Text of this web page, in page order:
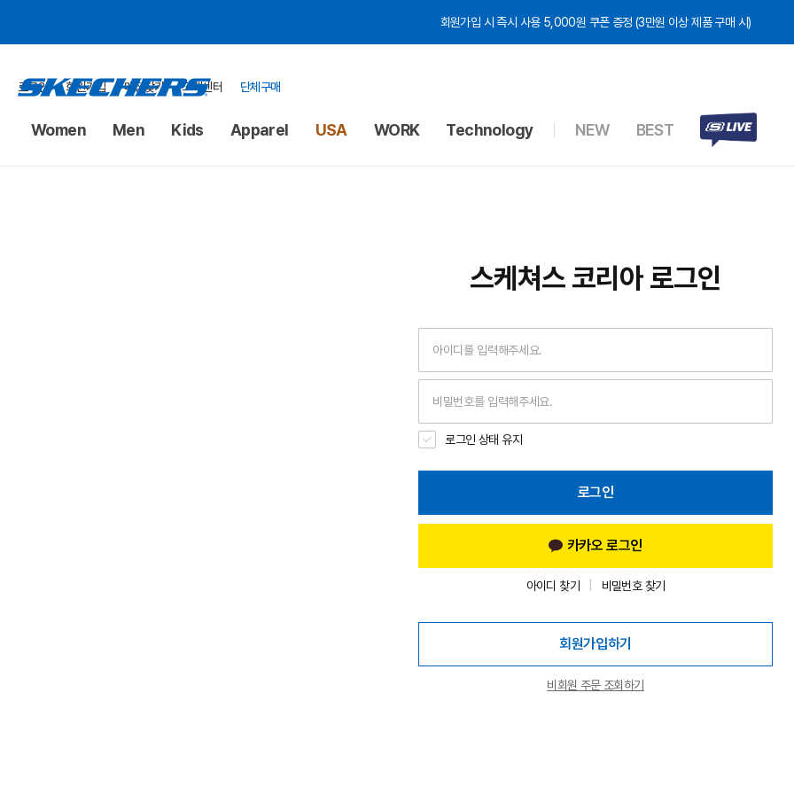
회원가입 시 즉시 사용 5,000원 쿠폰 증정 (3만원 이상 제품 구매 시)
로그인 회원가입 매장찾기 고객센터 단체구매
Women Men Kids Apparel USA WORK Technology NEW BEST
스케쳐스 코리아로그인
로그인 상태 유지
로그인
카카오 로그인
아이디 찾기 비밀번호 찾기
회원가입하기
비회원 주문 조회하기